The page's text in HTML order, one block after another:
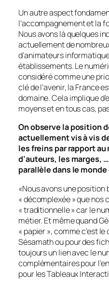
Un autre aspect
l’accompagnement et la
Nous avons là quelques
actuellement de
d’animateurs
établissements. Le
considéré comme une
clé de l’avenir, la France
domaine. Cela implique
moyens et en tous cas,
On observe la position
actuellement vis à vis
les freins par rapport
d’auteurs, les marges,
parallèle dans le
«Nous avons une position
« décomplexée » que nos
« traditionnelle » car le
métier. Et même quand
« papier », comme c’est
Sésamath ou pour des
toujours un lien avec le
complémentaires pour
pour les Tableaux